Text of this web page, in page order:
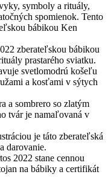
symboly a rituály,
spomienok. Tento
bábikou Ken
zberateľskou bábikou
prastarého sviatku.
svetlomodrú košeľu
a kosťami v sýtych
a sombrero so zlatým
tvár je namaľovaná v
je táto zberateľská
darovanie.
2022 stane cennou
na bábiky a certifikát